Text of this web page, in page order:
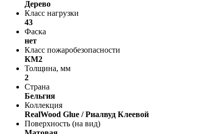
Дерево
Класс нагрузки
43
Фаска
нет
Класс пожаробезопасности
КМ2
Толщина, мм
2
Страна
Бельгия
Коллекция
RealWood Glue / Риалвуд Клеевой
Поверхность (на вид)